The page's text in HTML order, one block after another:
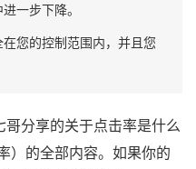
一步下降。
您的控制范围内，并且您
分享的关于点击率是什么
）的全部内容。如果你的